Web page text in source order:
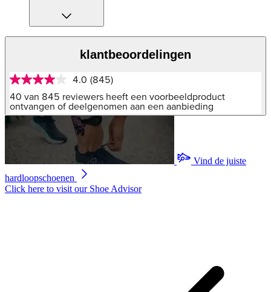
klantbeoordelingen
4.0
van
5
sterren,
gemiddelde
scorewaarde.
Reviews.
paginalink.
4.0 (845)
40 van 845 reviewers heeft een voorbeeldproduct
ontvangen of deelgenomen aan een aanbieding
Vind de juiste
hardloopschoenen
Click here to visit our Shoe Advisor